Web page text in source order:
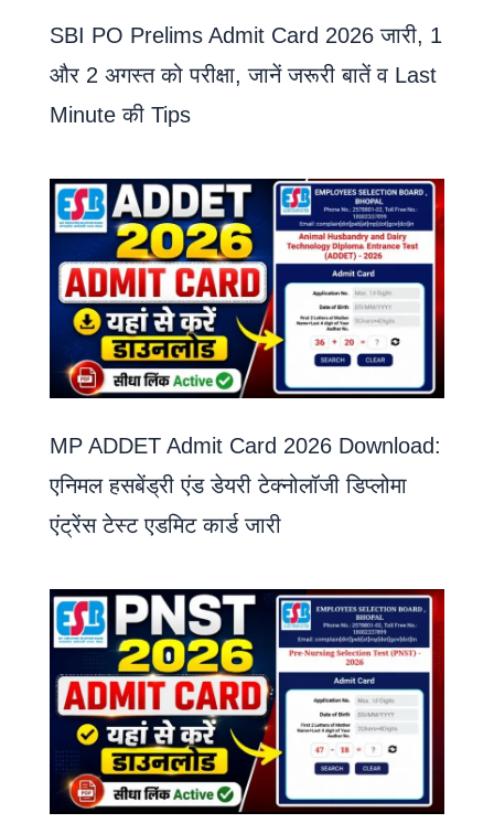
SBI PO Prelims Admit Card 2026 जारी, 1
और 2 अगस्त को परीक्षा, जानें जरूरी बातें व Last
Minute की Tips
MP ADDET Admit Card 2026 Download:
एनिमल हसबेंड्री एंड डेयरी टेक्नोलॉजी डिप्लोमा
एंट्रेंस टेस्ट एडमिट कार्ड जारी